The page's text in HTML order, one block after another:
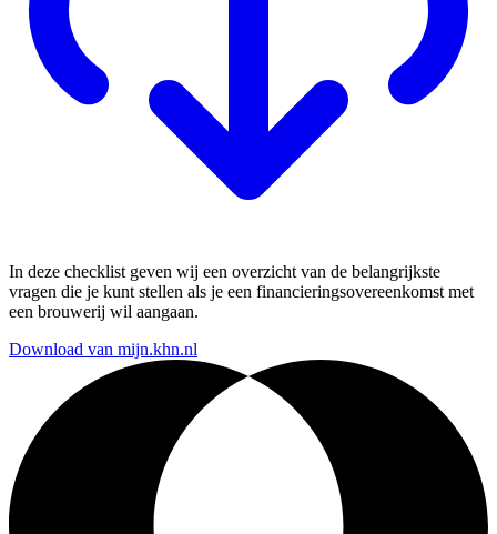
In deze checklist geven wij een overzicht van de belangrijkste
vragen die je kunt stellen als je een financieringsovereenkomst met
een brouwerij wil aangaan.
Download van mijn.khn.nl